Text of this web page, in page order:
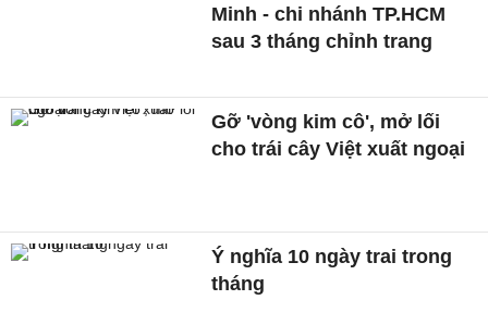
Minh - chi nhánh TP.HCM
sau 3 tháng chỉnh trang
Gỡ 'vòng kim cô', mở lối
cho trái cây Việt xuất ngoại
Ý nghĩa 10 ngày trai trong
tháng